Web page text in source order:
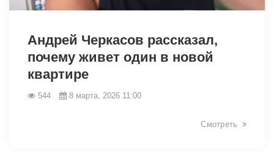
Андрей Черкасов рассказал,
почему живет один в новой
квартире
544 8 марта, 2026 11:00
Смотреть